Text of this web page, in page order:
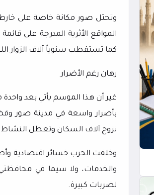
وتحتل صور مكانة خاصة على خارطة
المواقع الأثرية المدرجة على
كما تستقطب سنوياً آلاف الزوار
رهان رغم الأضرار
غير أن هذا الموسم يأتي بعد
بأضرار واسعة في مدينة صور
نزوح آلاف السكان وتعطل النشاط
وخلفت الحرب خسائر اقتصادية
والخدمات، ولا سيما في
لضربات كبيرة.